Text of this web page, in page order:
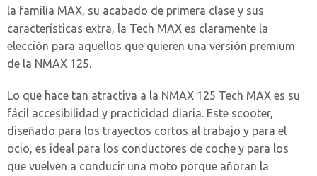
la familia MAX, su acabado de primera clase y sus
características extra, la Tech MAX es claramente la
elección para aquellos que quieren una versión premium
de la NMAX 125.
Lo que hace tan atractiva a la NMAX 125 Tech MAX es su
fácil accesibilidad y practicidad diaria. Este scooter,
diseñado para los trayectos cortos al trabajo y para el
ocio, es ideal para los conductores de coche y para los
que vuelven a conducir una moto porque añoran la